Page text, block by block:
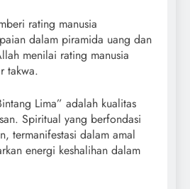
rating manusia
dalam piramida uang dan
menilai rating manusia
takwa.
Lima” adalah kualitas
Spiritual yang berfondasi
termanifestasi dalam amal
energi keshalihan dalam